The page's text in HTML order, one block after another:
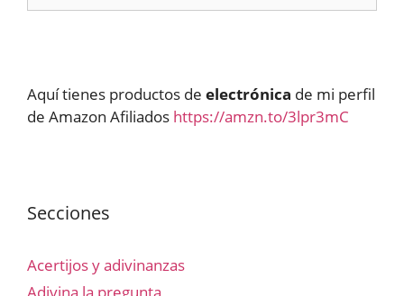
Aquí tienes productos de electrónica de mi perfil
de Amazon Afiliados https://amzn.to/3lpr3mC
Secciones
Acertijos y adivinanzas
Adivina la pregunta